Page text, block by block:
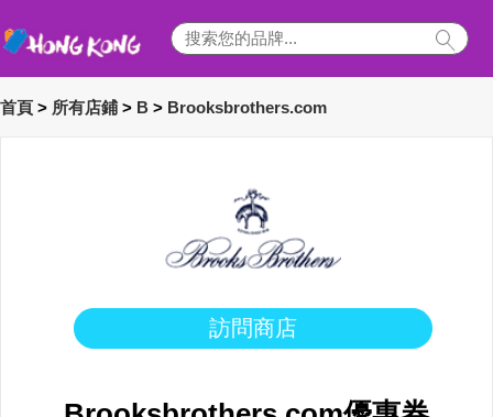
首頁 > 所有店鋪 > B > Brooksbrothers.com
訪問商店